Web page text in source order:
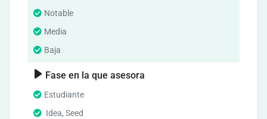
Notable
Media
Baja
Fase en la que asesora
Estudiante
Idea, Seed